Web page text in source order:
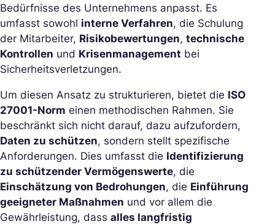
Bedürfnisse des Unternehmens anpasst. Es
umfasst sowohl interne Verfahren, die Schulung
der Mitarbeiter, Risikobewertungen, technische
Kontrollen und Krisenmanagement bei
Sicherheitsverletzungen.
Um diesen Ansatz zu strukturieren, bietet die ISO
27001-Norm einen methodischen Rahmen. Sie
beschränkt sich nicht darauf, dazu aufzufordern,
Daten zu schützen, sondern stellt spezifische
Anforderungen. Dies umfasst die Identifizierung
zu schützender Vermögenswerte, die
Einschätzung von Bedrohungen, die Einführung
geeigneter Maßnahmen und vor allem die
Gewährleistung, dass alles langfristig